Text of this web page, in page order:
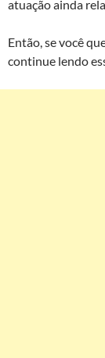
atuação ainda
Então, se você
continue lendo